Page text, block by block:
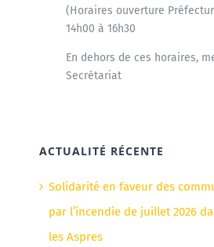
(Horaires ouverture
14h00 à 16h30
En dehors de ces horaires,
Secrétariat
ACTUALITÉ RÉCENTE
Solidarité en faveur des
par l’incendie de juillet 2026
les Aspres